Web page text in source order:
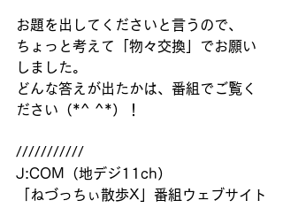
お題を出してくださいと言うので、
ちょっと考えて「物々交換」でお願い
しました。
どんな答えが出たかは、番組でご覧く
ださい（*^ ^*）！
///////////
J:COM（地デジ11ch）
「ねづっちぃ散歩X」番組ウェブサイト